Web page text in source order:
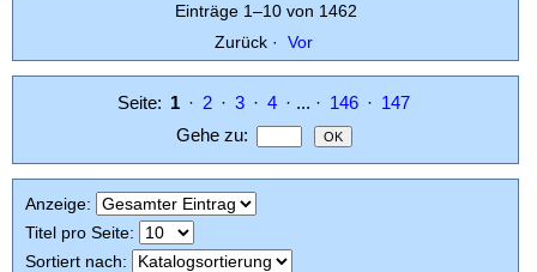
Einträge 1–10 von 1462
Zurück· Vor
Seite: 1 · 2 · 3 · 4 · ... · 146 · 147
Gehe zu:
Anzeige:
Titel pro Seite:
Sortiert nach: